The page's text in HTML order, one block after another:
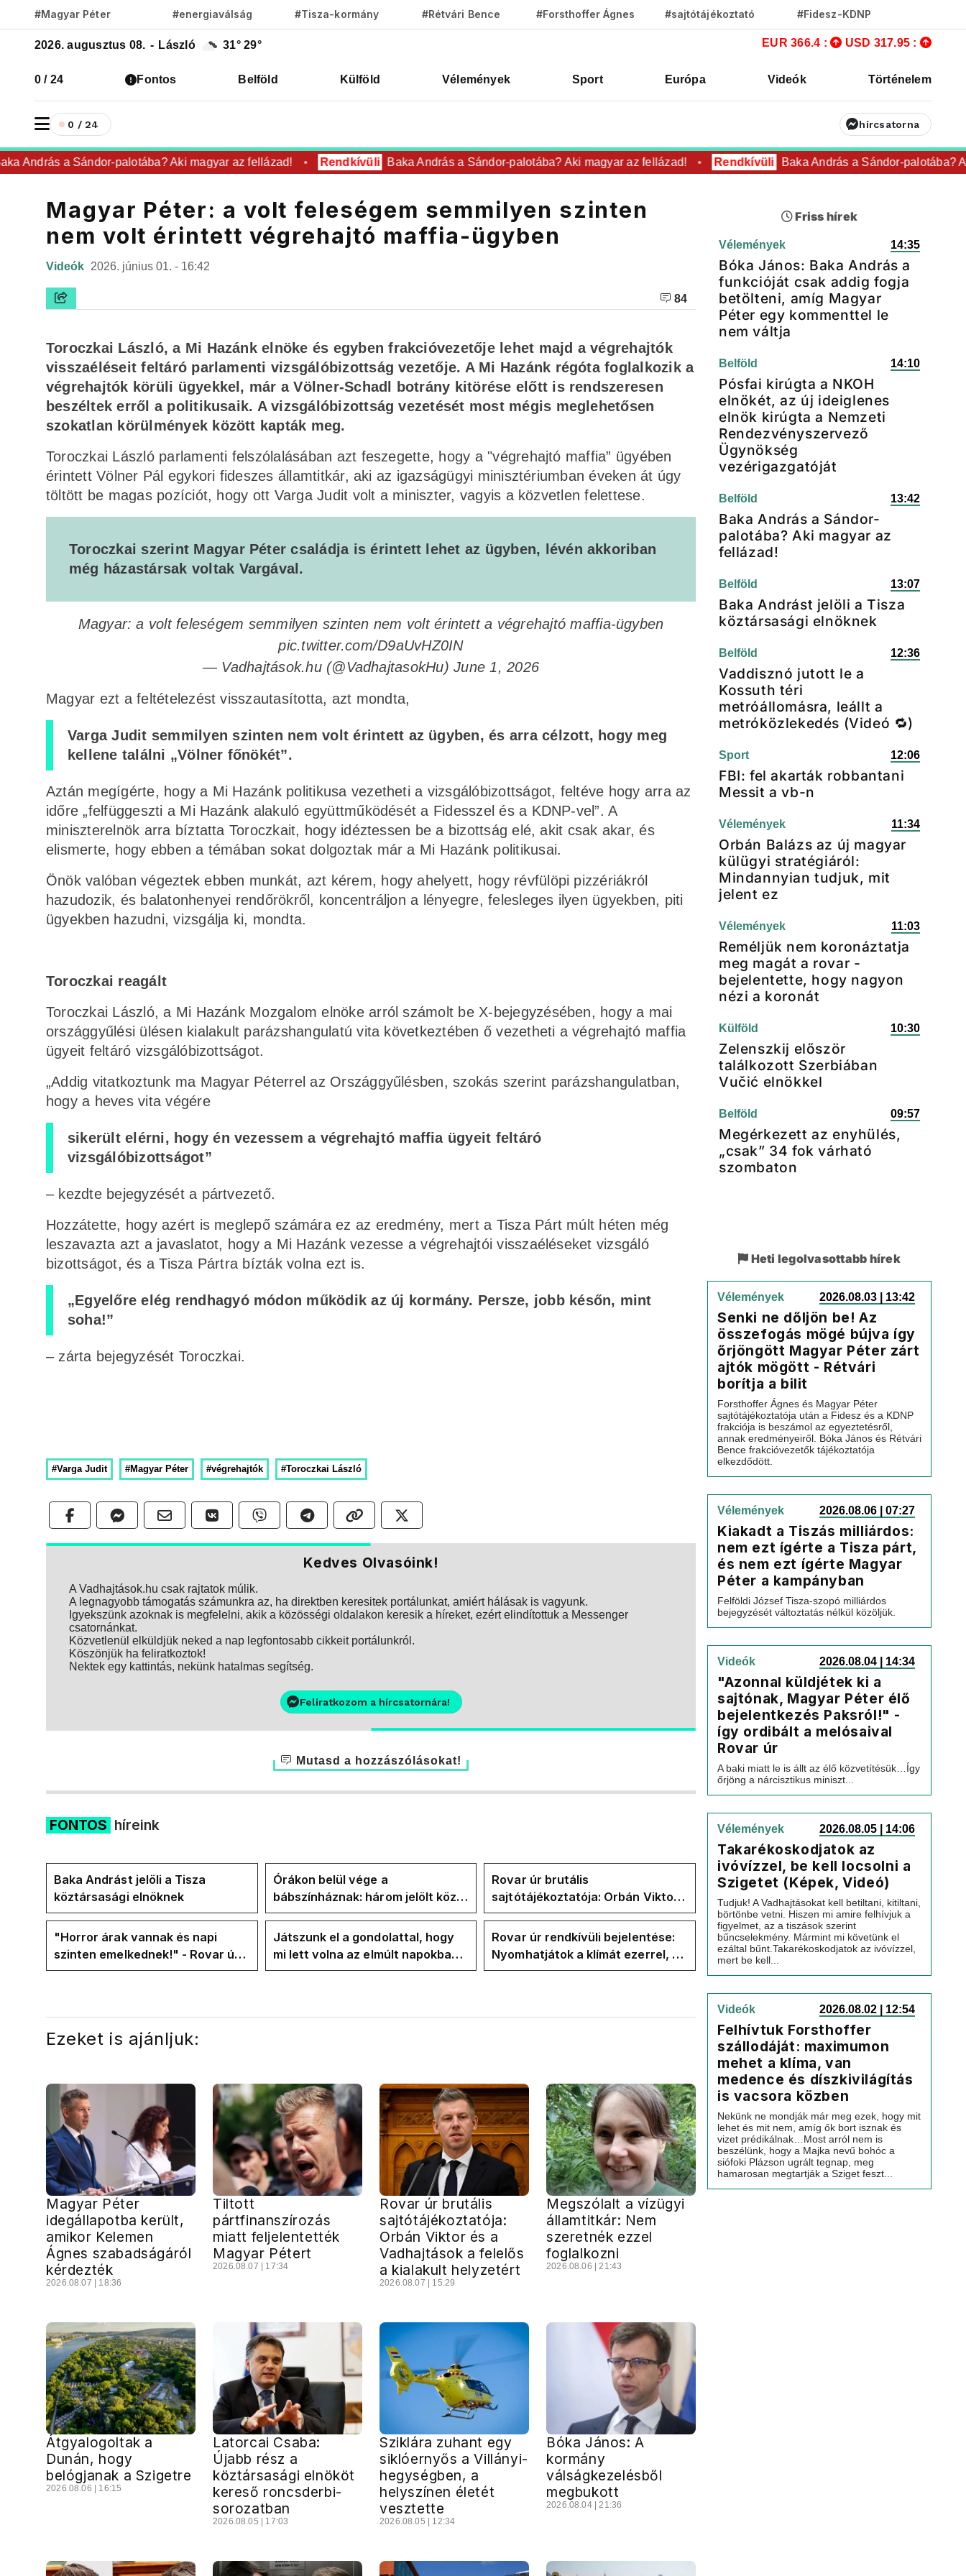
#Magyar Péter #energiaválság #Tisza-kormány #Rétvári Bence #Forsthoffer Ágnes #sajtótájékoztató #Fidesz-KDNP
2026. augusztus 08. - László 31° 29° EUR 366.4 : USD 317.95 :
0 / 24 Fontos Belföld Külföld Vélemények Sport Európa Videók Történelem
0 / 24 hírcsatorna
András a Sándor-palotába? Aki magyar az fellázad! Rendkívüli Baka András a Sándor-palotába? Aki magyar az fellázad! Rendkívüli Baka András a Sándor-palotába?
Magyar Péter: a volt feleségem semmilyen szinten
nem volt érintett végrehajtó maffia-ügyben
Videók 2026. június 01. - 16:42
84
Toroczkai László, a Mi Hazánk elnöke és egyben frakcióvezetője lehet majd a végrehajtók
visszaéléseit feltáró parlamenti vizsgálóbizottság vezetője. A Mi Hazánk régóta foglalkozik a
végrehajtók körüli ügyekkel, már a Völner-Schadl botrány kitörése előtt is rendszeresen
beszéltek erről a politikusaik. A vizsgálóbizottság vezetését most mégis meglehetősen
szokatlan körülmények között kapták meg.
Toroczkai László parlamenti felszólalásában azt feszegette, hogy a "végrehajtó maffia” ügyében
érintett Völner Pál egykori fideszes államtitkár, aki az igazságügyi minisztériumban éveken át úgy
töltött be magas pozíciót, hogy ott Varga Judit volt a miniszter, vagyis a közvetlen felettese.
Toroczkai szerint Magyar Péter családja is érintett lehet az ügyben, lévén akkoriban
még házastársak voltak Vargával.
Magyar: a volt feleségem semmilyen szinten nem volt érintett a végrehajtó maffia-ügyben
pic.twitter.com/D9aUvHZ0IN
— Vadhajtások.hu (@VadhajtasokHu)June 1, 2026
Magyar ezt a feltételezést visszautasította, azt mondta,
Varga Judit semmilyen szinten nem volt érintett az ügyben, és arra célzott, hogy meg
kellene találni „Völner főnökét”.
Aztán megígérte, hogy a Mi Hazánk politikusa vezetheti a vizsgálóbizottságot, feltéve hogy arra az
időre „felfüggeszti a Mi Hazánk alakuló együttműködését a Fidesszel és a KDNP-vel”. A
miniszterelnök arra bíztatta Toroczkait, hogy idéztessen be a bizottság elé, akit csak akar, és
elismerte, hogy ebben a témában sokat dolgoztak már a Mi Hazánk politikusai.
Önök valóban végeztek ebben munkát, azt kérem, hogy ahelyett, hogy révfülöpi pizzériákról
hazudozik, és balatonhenyei rendőrökről, koncentráljon a lényegre, felesleges ilyen ügyekben, piti
ügyekben hazudni, vizsgálja ki, mondta.
Toroczkai reagált
Toroczkai László, a Mi Hazánk Mozgalom elnöke arról számolt be X-bejegyzésében, hogy a mai
országgyűlési ülésen kialakult parázshangulatú vita következtében ő vezetheti a végrehajtó maffia
ügyeit feltáró vizsgálóbizottságot.
„Addig vitatkoztunk ma Magyar Péterrel az Országgyűlésben, szokás szerint parázshangulatban,
hogy a heves vita végére
sikerült elérni, hogy én vezessem a végrehajtó maffia ügyeit feltáró
vizsgálóbizottságot”
– kezdte bejegyzését a pártvezető.
Hozzátette, hogy azért is meglepő számára ez az eredmény, mert a Tisza Párt múlt héten még
leszavazta azt a javaslatot, hogy a Mi Hazánk vezesse a végrehajtói visszaéléseket vizsgáló
bizottságot, és a Tisza Pártra bízták volna ezt is.
„Egyelőre elég rendhagyó módon működik az új kormány. Persze, jobb későn, mint
soha!”
– zárta bejegyzését Toroczkai.
#Varga Judit #Magyar Péter #végrehajtók #Toroczkai László
Kedves Olvasóink!
A Vadhajtások.hu csak rajtatok múlik.
A legnagyobb támogatás számunkra az, ha direktben keresitek portálunkat, amiért hálásak is vagyunk.
Igyekszünk azoknak is megfelelni, akik a közösségi oldalakon keresik a híreket, ezért elindítottuk a Messenger
csatornánkat.
Közvetlenül elküldjük neked a nap legfontosabb cikkeit portálunkról.
Köszönjük ha feliratkoztok!
Nektek egy kattintás, nekünk hatalmas segítség.
Feliratkozom a hírcsatornára!
Mutasd a hozzászólásokat!
FONTOS híreink
Baka Andrást jelöli a Tisza
köztársasági elnöknek
Órákon belül vége a
bábszínháznak: három jelölt közül
"választ" ma államfőt a Tisza-
frakció
Rovar úr brutális
sajtótájékoztatója: Orbán Viktor
és a Vadhajtások a felelős a
kialakult helyzetért
"Horror árak vannak és napi
szinten emelkednek!" - Rovar úr
Facebook-oldalán lázadnak a
Játszunk el a gondolattal, hogy
mi lett volna az elmúlt napokban
rezsicsökkentés nélkül
Rovar úr rendkívüli bejelentése:
Nyomhatjátok a klímát ezerrel, a
hűtőket letekerhetitek, vége az
Ezeket is ajánljuk:
Magyar Péter
idegállapotba került,
amikor Kelemen
Ágnes szabadságáról
kérdezték
2026.08.07 | 18:36
Tiltott
pártfinanszírozás
miatt feljelentették
Magyar Pétert
2026.08.07 | 17:34
Rovar úr brutális
sajtótájékoztatója:
Orbán Viktor és a
Vadhajtások a felelős
a kialakult helyzetért
2026.08.07 | 15:29
Megszólalt a vízügyi
államtitkár: Nem
szeretnék ezzel
foglalkozni
2026.08.06 | 21:43
Átgyalogoltak a
Dunán, hogy
belógjanak a Szigetre
2026.08.06 | 16:15
Latorcai Csaba:
Újabb rész a
köztársasági elnököt
kereső roncsderbi-
sorozatban
2026.08.05 | 17:03
Sziklára zuhant egy
siklóernyős a Villányi-
hegységben, a
helyszínen életét
vesztette
2026.08.05 | 12:34
Bóka János: A
kormány
válságkezelésből
megbukott
2026.08.04 | 21:36
Friss hírek
Vélemények 14:35
Bóka János: Baka András a
funkcióját csak addig fogja
betölteni, amíg Magyar
Péter egy kommenttel le
nem váltja
Belföld 14:10
Pósfai kirúgta a NKOH
elnökét, az új ideiglenes
elnök kirúgta a Nemzeti
Rendezvényszervező
Ügynökség
vezérigazgatóját
Belföld 13:42
Baka András a Sándor-
palotába? Aki magyar az
fellázad!
Belföld 13:07
Baka Andrást jelöli a Tisza
köztársasági elnöknek
Belföld 12:36
Vaddisznó jutott le a
Kossuth téri
metróállomásra, leállt a
metróközlekedés (Videó 🔁)
Sport 12:06
FBI: fel akarták robbantani
Messit a vb-n
Vélemények 11:34
Orbán Balázs az új magyar
külügyi stratégiáról:
Mindannyian tudjuk, mit
jelent ez
Vélemények 11:03
Reméljük nem koronáztatja
meg magát a rovar -
bejelentette, hogy nagyon
nézi a koronát
Külföld 10:30
Zelenszkij először
találkozott Szerbiában
Vučić elnökkel
Belföld 09:57
Megérkezett az enyhülés,
„csak” 34 fok várható
szombaton
Heti legolvasottabb hírek
Vélemények 2026.08.03 | 13:42
Senki ne dőljön be! Az
összefogás mögé bújva így
őrjöngött Magyar Péter zárt
ajtók mögött - Rétvári
borítja a bilit
Forsthoffer Ágnes és Magyar Péter
sajtótájékoztatója után a Fidesz és a KDNP
frakciója is beszámol az egyeztetésről,
annak eredményeiről. Bóka János és Rétvári
Bence frakcióvezetők tájékoztatója
elkezdődött.
Vélemények 2026.08.06 | 07:27
Kiakadt a Tiszás milliárdos:
nem ezt ígérte a Tisza párt,
és nem ezt ígérte Magyar
Péter a kampányban
Felföldi József Tisza-szopó milliárdos
bejegyzését változtatás nélkül közöljük.
Videók 2026.08.04 | 14:34
"Azonnal küldjétek ki a
sajtónak, Magyar Péter élő
bejelentkezés Paksról!" -
így ordibált a melósaival
Rovar úr
A baki miatt le is állt az élő közvetítésük…Így
őrjöng a nárcisztikus miniszt...
Vélemények 2026.08.05 | 14:06
Takarékoskodjatok az
ivóvízzel, be kell locsolni a
Szigetet (Képek, Videó)
Tudjuk! A Vadhajtásokat kell betiltani, kitiltani,
börtönbe vetni. Hiszen mi amire felhívjuk a
figyelmet, az a tiszások szerint
bűncselekmény. Mármint mi követünk el
ezáltal bűnt.Takarékoskodjatok az ivóvízzel,
mert be kell...
Videók 2026.08.02 | 12:54
Felhívtuk Forsthoffer
szállodáját: maximumon
mehet a klíma, van
medence és díszkivilágítás
is vacsora közben
Nekünk ne mondják már meg ezek, hogy mit
lehet és mit nem, amíg ők bort isznak és
vizet prédikálnak…Most arról nem is
beszélünk, hogy a Majka nevű bohóc a
siófoki Plázson ugrált tegnap, meg
hamarosan megtartják a Sziget feszt...